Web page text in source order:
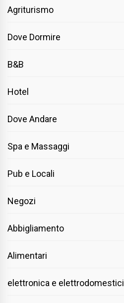
Agriturismo
Dove Dormire
B&B
Hotel
Dove Andare
Spa e Massaggi
Pub e Locali
Negozi
Abbigliamento
Alimentari
elettronica e elettrodomestici